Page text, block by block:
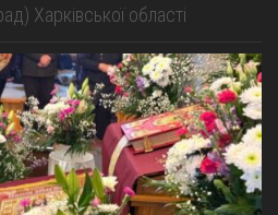
Харківської області